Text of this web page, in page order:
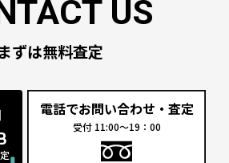
まずは無料査定
電話でお問い合わせ・査定
受付 11:00〜19：00